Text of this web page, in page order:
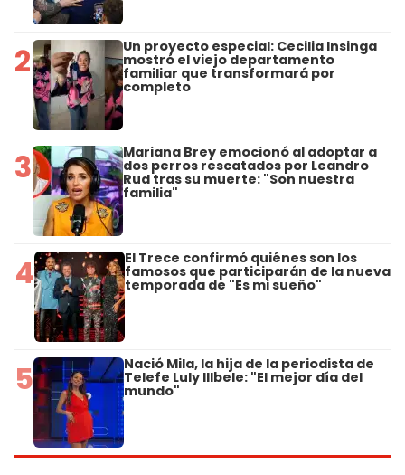
2 Un proyecto especial: Cecilia Insinga
mostró el viejo departamento
familiar que transformará por
completo
3 Mariana Brey emocionó al adoptar a
dos perros rescatados por Leandro
Rud tras su muerte: "Son nuestra
familia"
4 El Trece confirmó quiénes son los
famosos que participarán de la nueva
temporada de "Es mi sueño"
5 Nació Mila, la hija de la periodista de
Telefe Luly Illbele: "El mejor día del
mundo"